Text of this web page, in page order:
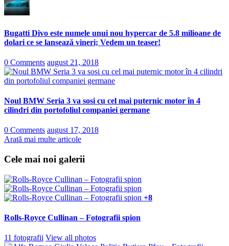
Bugatti Divo este numele unui nou hypercar de 5.8 milioane de
dolari ce se lansează vineri; Vedem un teaser!
0 Comments august 21, 2018
Noul BMW Seria 3 va sosi cu cel mai puternic motor în 4
cilindri din portofoliul companiei germane
0 Comments august 17, 2018
Arată mai multe articole
Cele mai noi galerii
+8
Rolls-Royce Cullinan – Fotografii spion
11 fotografii View all photos